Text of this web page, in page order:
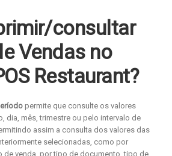
consultar
Vendas no
Restaurant?
permite que consulte os valores
dia, mês, trimestre ou pelo intervalo de
assim a consulta dos valores das
selecionadas, como por
de venda, por tipo de documento, tipo de